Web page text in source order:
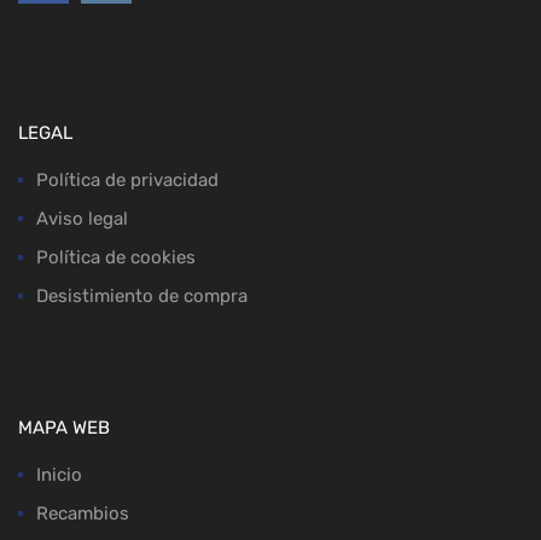
LEGAL
Política de privacidad
Aviso legal
Política de cookies
Desistimiento de compra
MAPA WEB
Inicio
Recambios